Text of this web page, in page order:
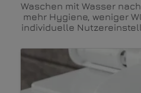
Waschen mit Wasser
mehr Hygiene, weniger
individuelle